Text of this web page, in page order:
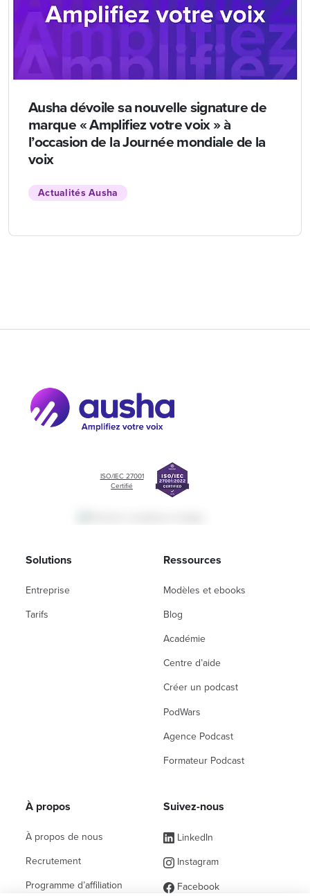
Ausha dévoile sa nouvelle signature de
marque « Amplifiez votre voix » à
l’occasion de la Journée mondiale de la
voix
Actualités Ausha
ISO/IEC 27001
Certifié
Solutions
Entreprise
Tarifs
Ressources
Modèles et ebooks
Blog
Académie
Centre d’aide
Créer un podcast
PodWars
Agence Podcast
Formateur Podcast
À propos
À propos de nous
Recrutement
Programme d’affiliation
Suivez-nous
LinkedIn
Instagram
Facebook